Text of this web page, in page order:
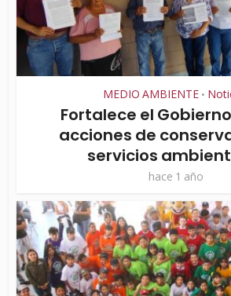
MEDIO AMBIENTE •
Fortalece el
acciones de
servicios
hace 1 año